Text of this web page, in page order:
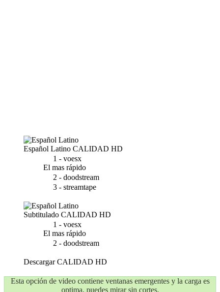
Español Latino CALIDAD HD
1 - voesx
El mas rápido
2 - doodstream
3 - streamtape
Subtitulado CALIDAD HD
1 - voesx
El mas rápido
2 - doodstream
DescargarCALIDAD HD
Esta opción de video contiene ventanas emergentes y la carga es
optima, puedes mirar sin cortes.